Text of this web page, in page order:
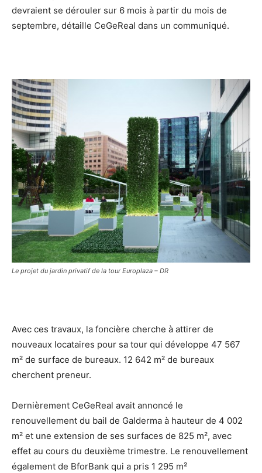
devraient se dérouler sur 6 mois à partir du mois de
septembre, détaille CeGeReal dans un communiqué.
Le projet du jardin privatif de la tour Europlaza – DR
Avec ces travaux, la foncière cherche à attirer de
nouveaux locataires pour sa tour qui développe 47 567
m² de surface de bureaux. 12 642 m² de bureaux
cherchent preneur.
Dernièrement CeGeReal avait annoncé le
renouvellement du bail de Galderma à hauteur de 4 002
m² et une extension de ses surfaces de 825 m², avec
effet au cours du deuxième trimestre. Le renouvellement
également de BforBank qui a pris 1 295 m²